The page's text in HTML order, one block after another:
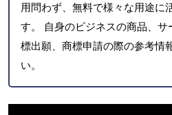
用問わず、無料で様々な用途に
す。 自身のビジネスの商品、
標出願、商標申請の際の参考情
い。